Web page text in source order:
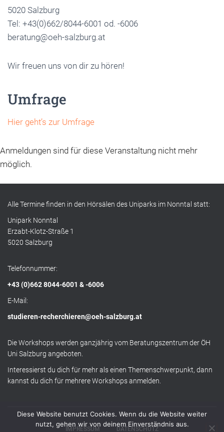
5020 Salzburg
Tel: +43(0)662/8044-6001 od. -6006
beratung@oeh-salzburg.at
Wir freuen uns von dir zu hören!
Umfrage
Hier geht’s zur Umfrage
Anmeldungen sind für diese Veranstaltung nicht mehr
möglich.
Alle Termine finden in den Hörsälen des Uniparks im Nonntal statt:
Unipark Nonntal
Erzabt-Klotz-Straße 1
5020 Salzburg
Telefonnummer:
+43 (0)662 8044-6001 & -6006
E-Mail:
studieren-recherchieren@oeh-salzburg.at
Die Workshops werden ganzjährig vom Beratungszentrum der ÖH
Uni Salzburg angeboten.
Interessierst du dich für mehr als einen Themenschwerpunkt, dann
kannst du dich für mehrere Workshops anmelden.
IMPRESSUM DATENSCHUTZ
Diese Website benutzt Cookies. Wenn du die Website weiter
nutzt, gehen wir von deinem Einverständnis aus.